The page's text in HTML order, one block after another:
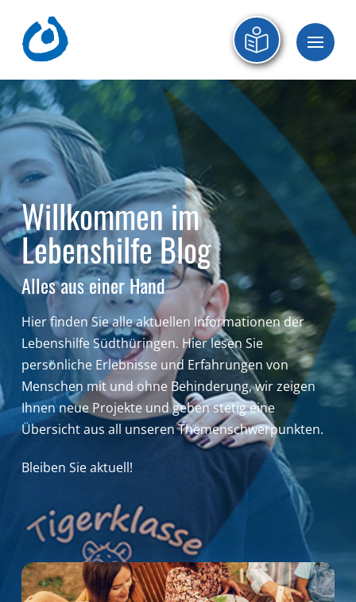
Willkommen im
Lebenshilfe Blog
Alles aus einer Hand
Hier finden Sie alle aktuellen Informationen der
Lebenshilfe Südthüringen. Hier lesen Sie
persönliche Erlebnisse und Erfahrungen von
Menschen mit und ohne Behinderung,wir zeigen
Ihnen neue Projekte und geben stetig eine
Übersicht aus all unseren Themenschwerpunkten.
Bleiben Sie aktuell!